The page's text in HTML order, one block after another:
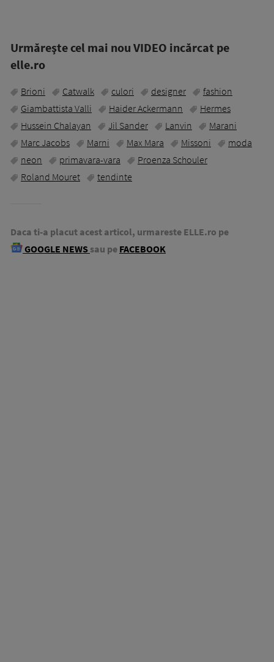
Urmăreşte cel mai nou VIDEO incărcat pe
elle.ro
Brioni Catwalk culori designer
fashion
Giambattista Valli
Haider Ackermann
Hermes
Hussein Chalayan
Jil Sander Lanvin
Marani
Marc Jacobs
Marni Max Mara Missoni
moda
neon
primavara-vara
Proenza Schouler
Roland Mouret
tendinte
Daca ti-a placut acest articol, urmareste ELLE.ro pe
GOOGLE NEWS sau pe FACEBOOK